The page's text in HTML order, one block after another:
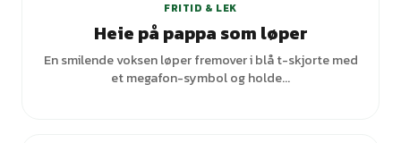
FRITID & LEK
Heie på pappa som løper
En smilende voksen løper fremover i blå t-skjorte med
et megafon-symbol og holde...